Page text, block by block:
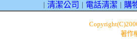
清潔公司 電話清潔 購
著作